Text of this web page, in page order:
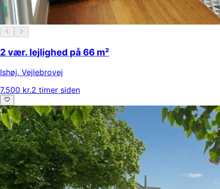
2 vær. lejlighed på 66 m²
Ishøj, Vejlebrovej
7.500 kr.2 timer siden